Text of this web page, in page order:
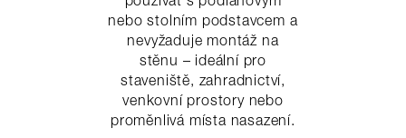
nebo stolním podstavcem a
nevyžaduje montáž na
stěnu – ideální pro
staveniště, zahradnictví,
venkovní prostory nebo
proměnlivá místa nasazení.